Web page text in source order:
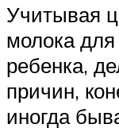
Учитывая
молока для
ребенка,
причин,
иногда